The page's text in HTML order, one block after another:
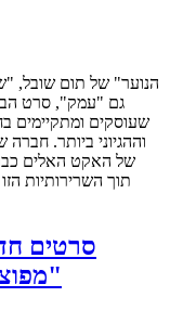
גם "עמק", סרט
שעוסקים ומתקיימים
וההגיוני ביותר.
של האקט האלים
תוך השרירותיות
סרטים
מפוצלים: נאמנים", "קונג פו פנדה 3"